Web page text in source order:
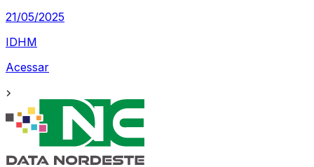
21/05/2025
IDHM
Acessar